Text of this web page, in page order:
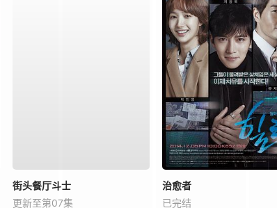
街头餐厅斗士
更新至第07集
治愈者
已完结